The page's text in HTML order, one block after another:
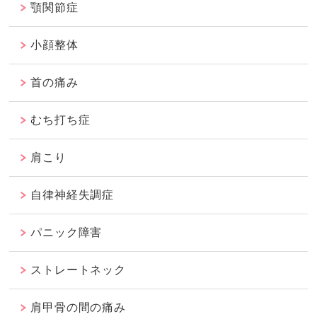
顎関節症
小顔整体
首の痛み
むち打ち症
肩こり
自律神経失調症
パニック障害
ストレートネック
肩甲骨の間の痛み